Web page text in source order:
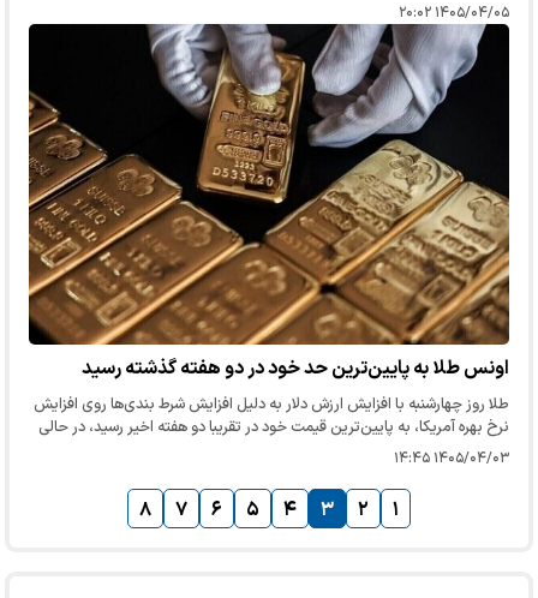
۱۴۰۵/۰۴/۰۵ ۲۰:۰۲
اونس طلا به پایین‌ترین حد خود در دو هفته گذشته رسید
طلا روز چهارشنبه با افزایش ارزش دلار به دلیل افزایش شرط بندی‌ها روی افزایش
نرخ بهره آمریکا، به پایین‌ترین قیمت خود در تقریبا دو هفته اخیر رسید، در حالی
که سرمایه‌گذاران سیگنال‌های متناقضی را در مورد…
۱۴۰۵/۰۴/۰۳ ۱۴:۴۵
۱ ۲ ۳ ۴ ۵ ۶ ۷ ۸